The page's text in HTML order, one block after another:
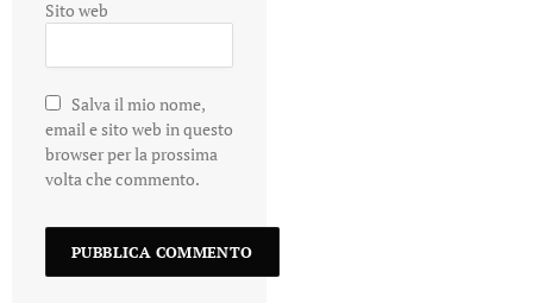
Sito web
Salva il mio nome,
email e sito web in questo
browser per la prossima
volta che commento.